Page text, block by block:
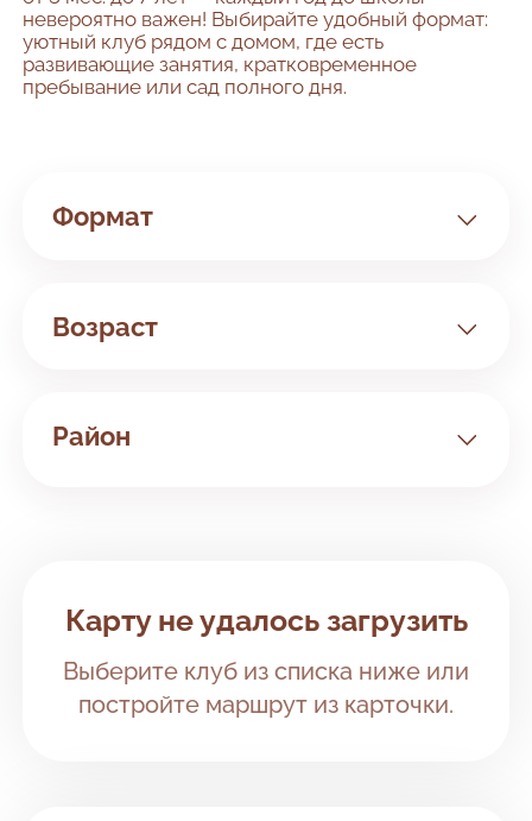
невероятно важен! Выбирайте удобный формат:
уютный клуб рядом с домом, где есть
развивающие занятия, кратковременное
пребывание или сад полного дня.
Формат
Билингвальный
Возраст
Район
ЗАО
НМАО
Карту не удалось загрузить
Выберите клуб из списка ниже или
постройте маршрут из карточки.